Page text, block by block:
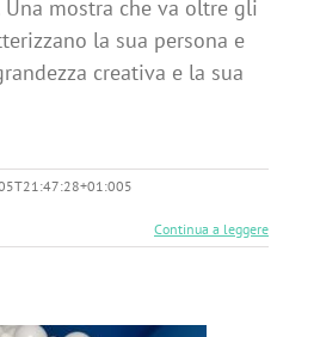
mostra che va oltre gli
la sua persona e
creativa e la sua
5
Continua a leggere